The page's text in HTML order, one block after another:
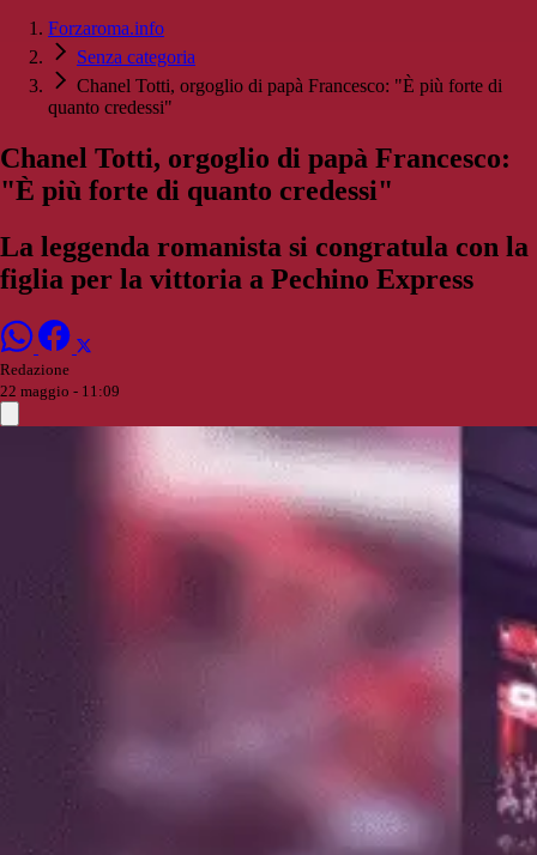
Forzaroma.info
Senza categoria
Chanel Totti, orgoglio di papà Francesco: "È più forte di
quanto credessi"
Chanel Totti, orgoglio di papà Francesco:
"È più forte di quanto credessi"
La leggenda romanista si congratula con la
figlia per la vittoria a Pechino Express
Redazione
22 maggio - 11:09